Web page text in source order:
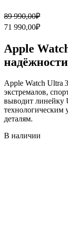
89 990,00₽
Первоначальная
цена
составляла
990,00₽.
71 990,00₽
Текущая
цена:
71
990,00₽.
Apple
Apple Watch Ultra
экстремалов,
выводит линейку
деталям.
В наличии